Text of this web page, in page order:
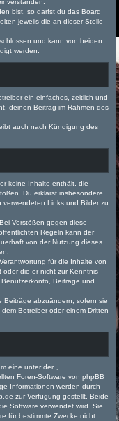
bist, so darfst du das Board
jeweils die an dieser Stelle
und kann von beiden
werden.
ein einfaches, zeitlich und
deinen Beitrag im Rahmen des
auch nach Kündigung des
keine Inhalte enthält, die
Du erklärst insbesondere,
Links und Bilder zu
Verstößen gegen diese
Regeln kann der
von der Nutzung dieses
für die Inhalte von
oder die er nicht zur Kenntnis
Beiträge und
Beiträge abzuändern, sofern sie
Betreiber oder einem Dritten
eine unter der „
Foren-Software von phpBB
Informationen werden durch
zur Verfügung gestellt. Beide
Software verwendet wird. Sie
für bestimmte Zwecke nicht